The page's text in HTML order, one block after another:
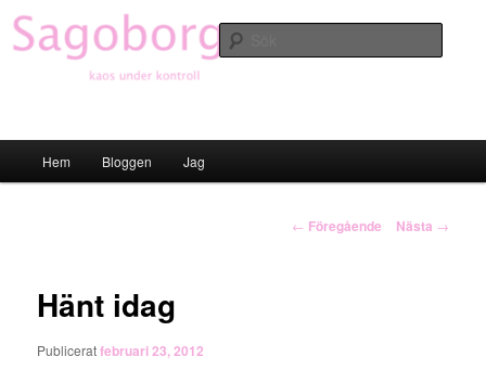
Hoppa
till
primärt
Hem Bloggen Jag
Inläggsnavigering
← Föregående Nästa →
Hänt idag
Publiceratfebruari 23, 2012